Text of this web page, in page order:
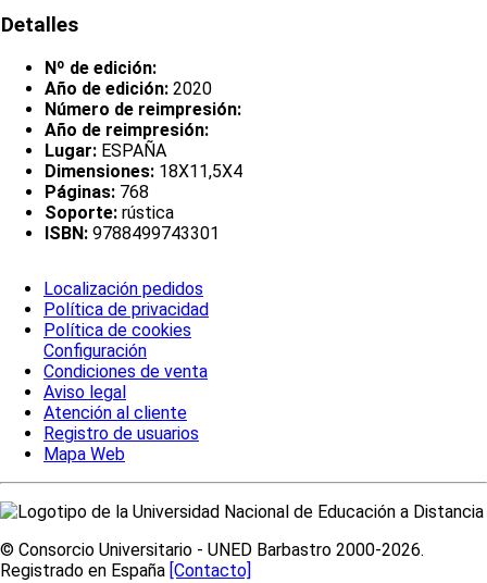
Detalles
Nº de edición:
Año de edición: 2020
Número de reimpresión:
Año de reimpresión:
Lugar: ESPAÑA
Dimensiones: 18X11,5X4
Páginas: 768
Soporte: rústica
ISBN: 9788499743301
Localización pedidos
Política de privacidad
Política de cookies
Configuración
Condiciones de venta
Aviso legal
Atención al cliente
Registro de usuarios
Mapa Web
© Consorcio Universitario - UNED Barbastro 2000-2026.
Registrado en España [Contacto]